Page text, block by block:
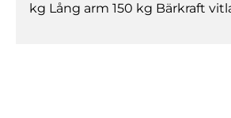
kg Lång arm 150 kg Bärkraft